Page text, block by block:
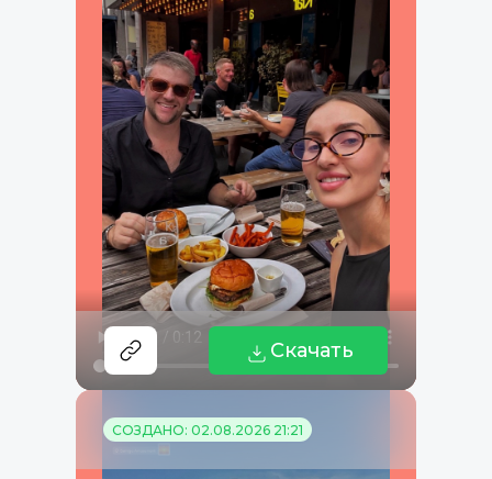
Скачать
СОЗДАНО: 02.08.2026 21:21